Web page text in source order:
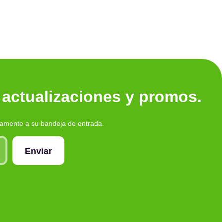
y promos.
a su bandeja de entrada.
Enviar